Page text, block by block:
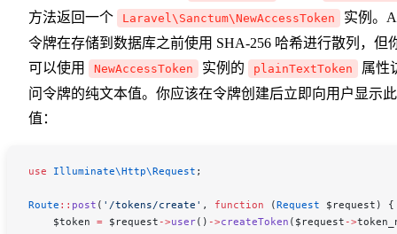
方法返回一个 Laravel\Sanctum\NewAccessToken
实例。
令牌在存储到数据库之前使用 SHA-256 哈希进行散列，但
可以使用
NewAccessToken 实例的 plainTextToken
属性
问令牌的纯文本值。你应该在令牌创建后立即向用户显示此
值：
use Illuminate\Http\Request ;
Route :: post ( '/tokens/create' , function (Request $request ) {
    $token
= $request ->user() ->createToken ( $request ->